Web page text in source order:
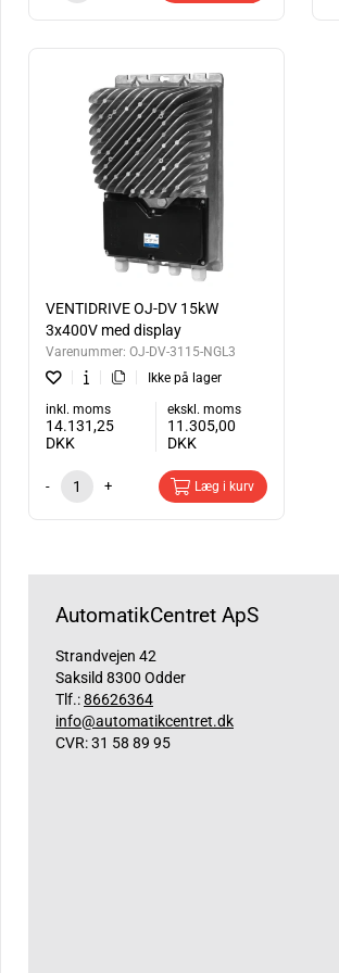
VENTIDRIVE OJ-DV 15kW
3x400V med display
Varenummer: OJ-DV-3115-NGL3
Ikke på lager
inkl. moms
14.131,25
DKK
ekskl. moms
11.305,00
DKK
- + Læg i kurv
AutomatikCentret ApS
Strandvejen 42
Saksild 8300 Odder
Tlf.:86626364
info@automatikcentret.dk
CVR: 31 58 89 95